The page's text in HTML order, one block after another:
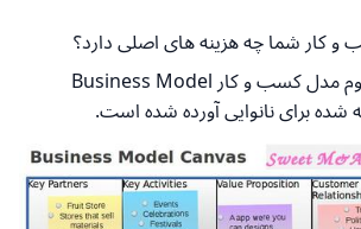
کار شما چه هزینه های اصلی دارد؟
در اینجا نمونه ای از بوم مدل کسب و کار Business Model